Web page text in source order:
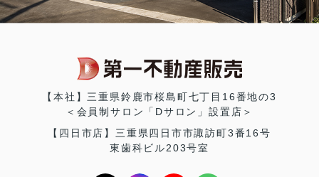
【本社】三重県鈴鹿市桜島町七丁目16番地の3
＜会員制サロン「Dサロン」設置店＞
【四日市店】三重県四日市市諏訪町3番16号
東歯科ビル203号室